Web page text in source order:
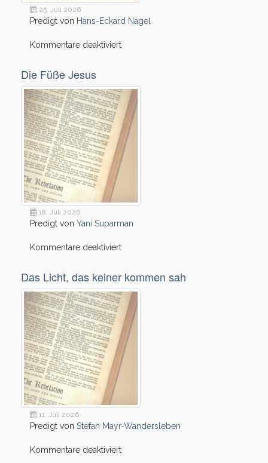
25. Juli 2026
Predigt von Hans-Eckard Nagel
Kommentare deaktiviertfür
Gottes
Atem
für
meine
Seele
Die Füße Jesus
18. Juli 2026
Predigt von Yani Suparman
Kommentare deaktiviertfür
Jesus
Das Licht, das keiner kommen sah
11. Juli 2026
Predigt von Stefan Mayr-Wandersleben
Kommentare deaktiviertfür